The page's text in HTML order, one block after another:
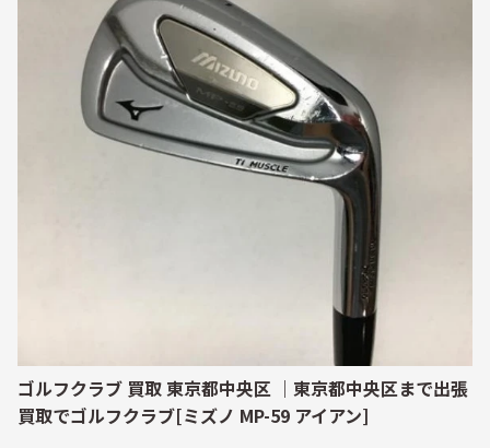
ゴルフクラブ 買取 東京都中央区 ｜東京都中央区まで出張
買取でゴルフクラブ[ミズノ MP-59 アイアン]